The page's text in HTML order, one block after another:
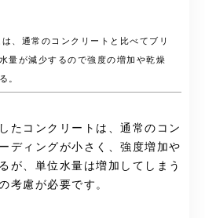
、通常のコンクリートと比べてブリ
量が減少するので強度の増加や乾燥
。
たコンクリートは、通常のコン
ディングが小さく、強度増加や
が、単位水量は増加してしまう
考慮が必要です。